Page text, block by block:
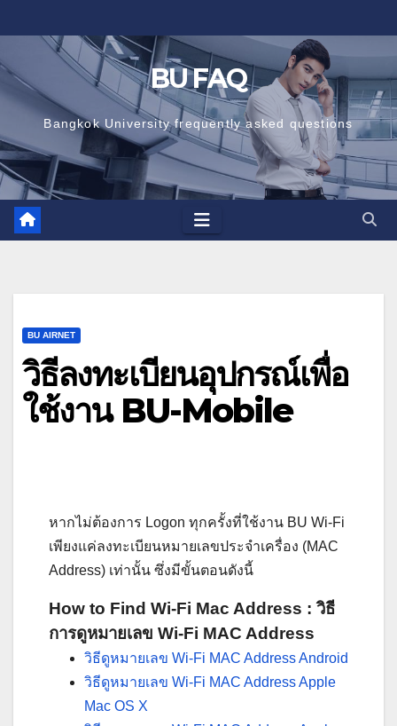
to
content
BU FAQ
Bangkok University frequently asked questions
BU AIRNET
วิธีลงทะเบียนอุปกรณ์เพื่อ
ใช้งาน BU-Mobile
หากไม่ต้องการ Logon ทุกครั้งที่ใช้งาน BU Wi-Fi
เพียงแค่ลงทะเบียนหมายเลขประจำเครื่อง (MAC
Address) เท่านั้น ซึ่งมีขั้นตอนดังนี้
How to Find Wi-Fi Mac Address : วิธี
การดูหมายเลข Wi-Fi MAC Address
วิธีดูหมายเลข Wi-Fi MAC Address Android
วิธีดูหมายเลข Wi-Fi MAC Address Apple
Mac OS X